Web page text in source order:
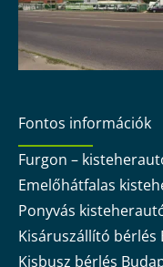
Fontos információk
Furgon –
Emelőhátfalas
Ponyvás
Kisáruszállító bérlés
Kisbusz bérlés